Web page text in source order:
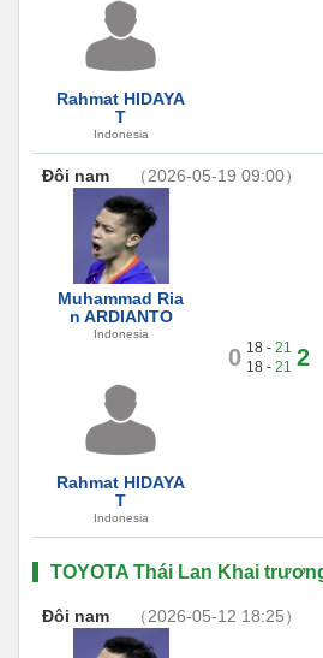
Rahmat HIDAYA
T
Indonesia
Đôi nam （2026-05-19 09:00）
Muhammad Ria
n ARDIANTO
Indonesia
Rahmat HIDAYA
T
Indonesia
0 18 - 21
18 - 21 2
TOYOTA Thái Lan Khai
Đôi nam （2026-05-12 18:25）